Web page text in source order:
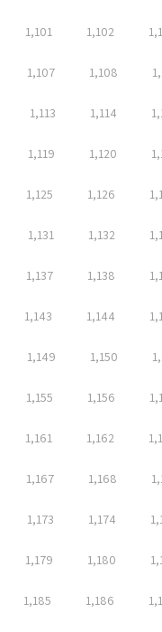
1,101 1,102
1,107 1,108
1,113 1,114
1,119 1,120
1,125 1,126
1,131 1,132
1,137 1,138
1,143 1,144
1,149 1,150
1,155 1,156
1,161 1,162
1,167 1,168
1,173 1,174
1,179 1,180
1,185 1,186